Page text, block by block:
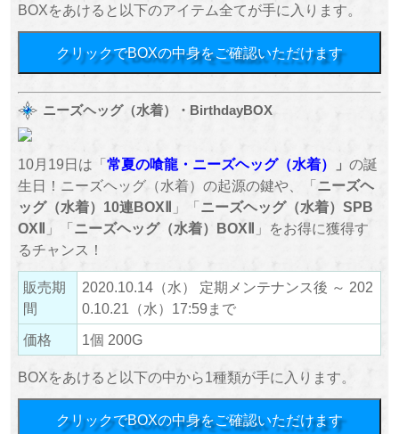
BOXをあけると以下のアイテム全てが手に入ります。
クリックでBOXの中身をご確認いただけます
ニーズヘッグ（水着）・BirthdayBOX
10月19日は「常夏の喰龍・ニーズヘッグ（水着） 」 の誕
生日！ニーズヘッグ（水着）の起源の鍵や、「 ニーズヘ
ッグ（水着）10連BOXⅡ 」「 ニーズヘッグ（水着） SPB
OXⅡ 」「 ニーズヘッグ（水着） BOXⅡ 」をお得に獲得す
るチャンス！
販売期
間
2020.10.14（水） 定期メンテナンス後 ～ 202
0.10.21（水）17:59まで
価格
1個 200G
BOXをあけると以下の中から1種類が手に入ります。
クリックでBOXの中身をご確認いただけます